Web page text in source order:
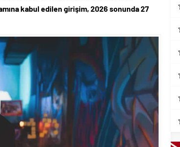
kabul edilen girişim, 2026 sonunda 27